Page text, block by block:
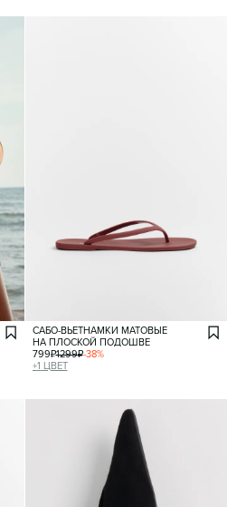
САБО-ВЬЕТНАМКИ МАТОВЫЕ
НА ПЛОСКОЙ ПОДОШВЕ
799₽1299₽-38%
+1 ЦВЕТ